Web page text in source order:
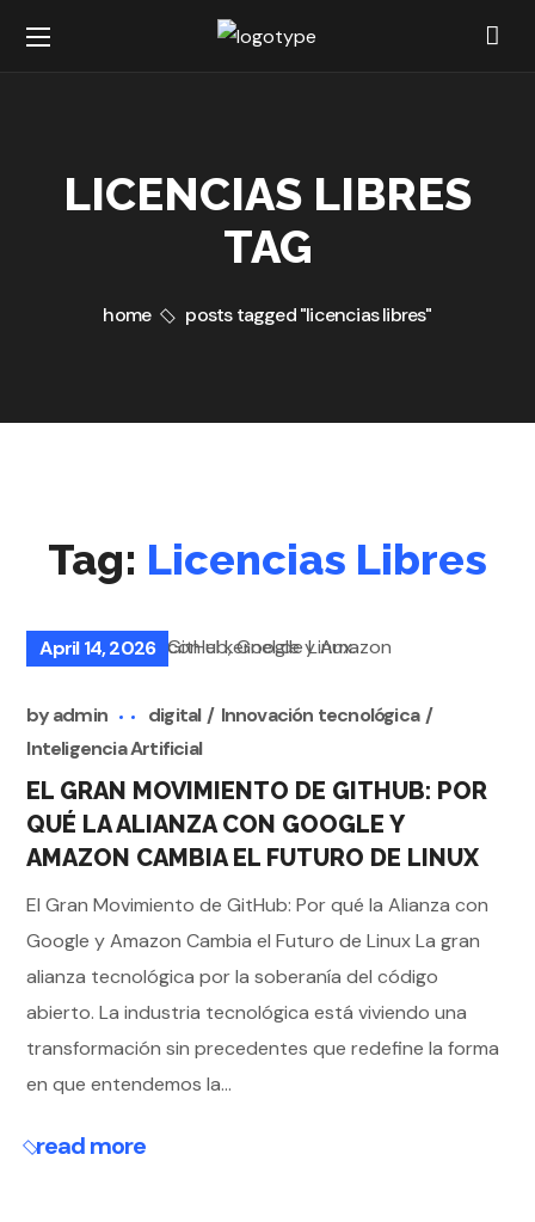
LICENCIAS LIBRES
TAG
home posts tagged "licencias libres"
Tag: Licencias Libres
April 14, 2026
byadmin digital
Innovación tecnológica
Inteligencia Artificial
EL GRAN MOVIMIENTO DE GITHUB: POR
QUÉ LA ALIANZA CON GOOGLE Y
AMAZON CAMBIA EL FUTURO DE LINUX
El Gran Movimiento de GitHub: Por qué la Alianza con
Google y Amazon Cambia el Futuro de Linux La gran
alianza tecnológica por la soberanía del código
abierto. La industria tecnológica está viviendo una
transformación sin precedentes que redefine la forma
en que entendemos la...
read more